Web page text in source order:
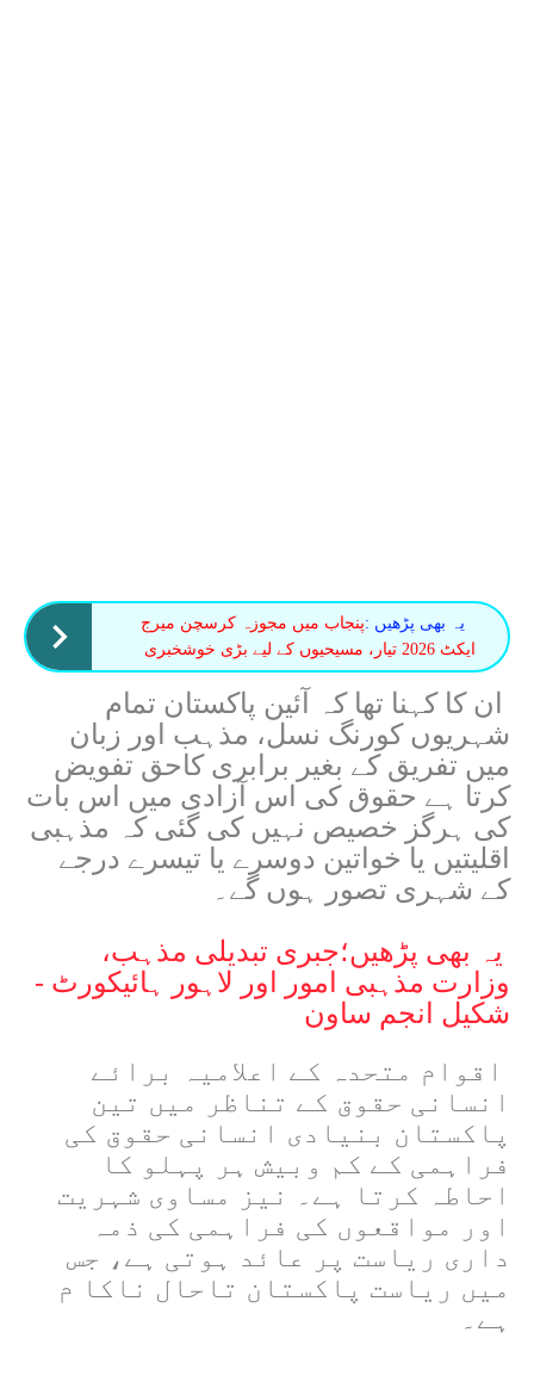
یہ بھی پڑھیں :پنجاب میں مجوزہ کرسچن میرج
ایکٹ 2026 تیار، مسیحیوں کے لیے بڑی خوشخبری
ان کا کہنا تھا کہ آئین پاکستان تمام
شہریوں کورنگ نسل، مذہب اور زبان
میں تفریق کے بغیر برابری کاحق تفویض
کرتا ہے حقوق کی اس آزادی میں اس بات
کی ہرگز خصیص نہیں کی گئی کہ مذہبی
اقلیتیں یا خواتین دوسرے یا تیسرے درجے
کے شہری تصور ہوں گے۔
یہ بھی پڑھیں؛جبری تبدیلی مذہب،
وزارت مذہبی امور اور لاہور ہائیکورٹ -
شکیل انجم ساون
اقوام متحدہ کے اعلامیہ برائے
انسانی حقوق کے تناظر میں تین
پاکستان بنیادی انسانی حقوق کی
فراہمی کے کم وبیش ہر پہلو کا
احاطہ کرتا ہے۔ نیز مساوی شہریت
اور مواقعوں کی فراہمی کی ذمہ
داری ریاست پر عائد ہوتی ہے، جس
میں ریاست پاکستان تاحال ناکا م
ہے۔